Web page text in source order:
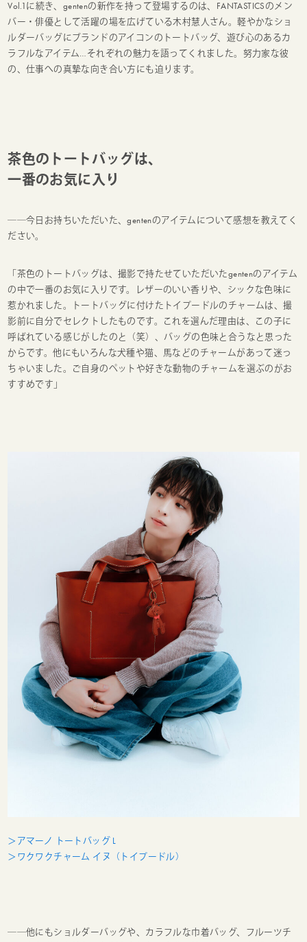
Vol.1に続き、gentenの新作を持って登場するのは、FANTASTICSのメン
バー・俳優として活躍の場を広げている木村慧人さん。軽やかなショ
ルダーバッグにブランドのアイコンのトートバッグ、遊び心のあるカ
ラフルなアイテム…それぞれの魅力を語ってくれました。努力家な彼
の、仕事への真摯な向き合い方にも迫ります。
茶色のトートバッグは、
一番のお気に入り
──今日お持ちいただいた、gentenのアイテムについて感想を教えてく
ださい。
「茶色のトートバッグは、撮影で持たせていただいたgentenのアイテム
の中で一番のお気に入りです。レザーのいい香りや、シックな色味に
惹かれました。トートバッグに付けたトイプードルのチャームは、撮
影前に自分でセレクトしたものです。これを選んだ理由は、この子に
呼ばれている感じがしたのと（笑）、バッグの色味と合うなと思った
からです。他にもいろんな犬種や猫、馬などのチャームがあって迷っ
ちゃいました。ご自身のペットや好きな動物のチャームを選ぶのがお
すすめです」
＞アマーノ トートバッグ L
＞ワクワクチャーム イヌ（トイプードル）
──他にもショルダーバッグや、カラフルな巾着バッグ、フルーツチ